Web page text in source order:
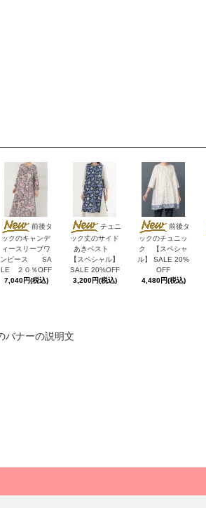
前後タ
ックのキャンデ
ィースリーブワ
ンピース SA
LE ２０％OFF
7,040円(税込)
チュニ
ック丈のサイド
あきベスト
【スペシャル】
SALE 20%OFF
3,200円(税込)
前後タ
ックのチュニッ
ク 【スペシャ
ル】 SALE 20%
OFF
4,480円(税込)